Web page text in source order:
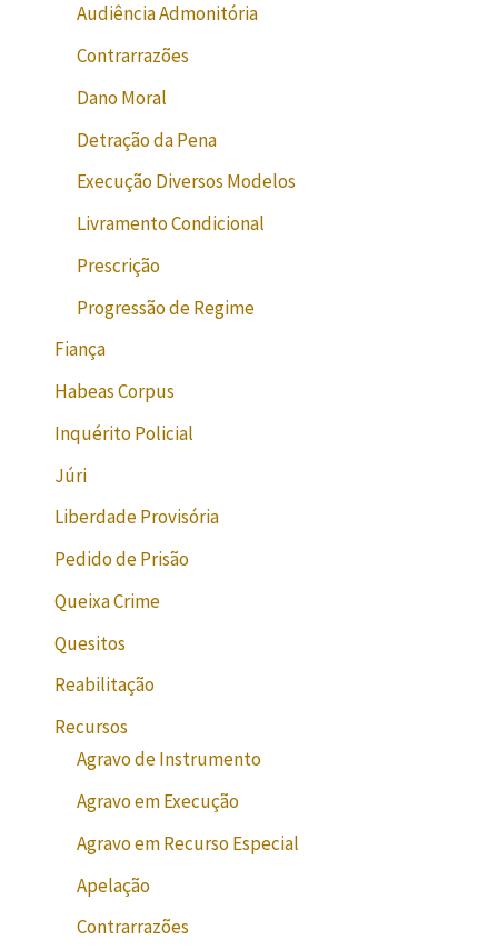
Audiência Admonitória
Contrarrazões
Dano Moral
Detração da Pena
Execução Diversos Modelos
Livramento Condicional
Prescrição
Progressão de Regime
Fiança
Habeas Corpus
Inquérito Policial
Júri
Liberdade Provisória
Pedido de Prisão
Queixa Crime
Quesitos
Reabilitação
Recursos
Agravo de Instrumento
Agravo em Execução
Agravo em Recurso Especial
Apelação
Contrarrazões